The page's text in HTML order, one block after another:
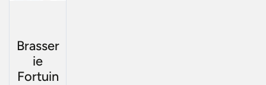
Brasser
ie
Fortuin